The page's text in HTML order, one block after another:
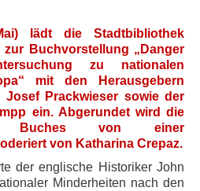
lädt die Stadtbibliothek
zur Buchvorstellung „Danger
zu nationalen
mit den Herausgebern
Josef Prackwieser sowie der
ein. Abgerundet wird die
Buches von einer
von Katharina Crepaz.
der englische Historiker John
Minderheiten nach den